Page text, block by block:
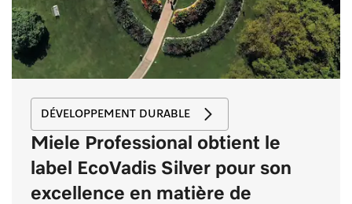
DÉVELOPPEMENT DURABLE
Miele Professional obtient le
label EcoVadis Silver pour son
excellence en matière de